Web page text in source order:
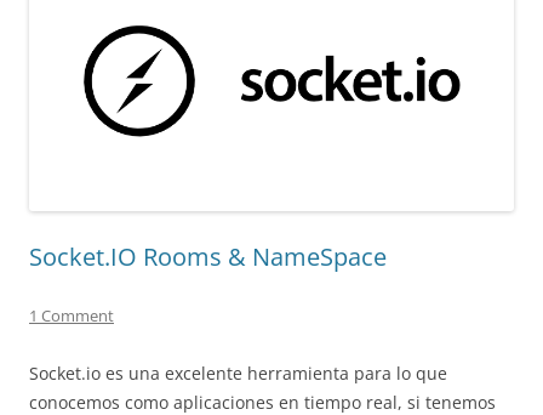
Socket.IO Rooms & NameSpace
1 Comment
Socket.io es una excelente herramienta para lo que
conocemos como aplicaciones en tiempo real, si tenemos